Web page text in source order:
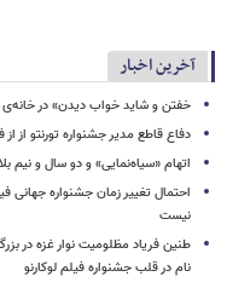
آخرین اخبار
خفتن و شاید خواب دیدن» در
دفاع قاطع مدیر جشنواره تورنتو از
اتهام «سیاه‌نمایی» و دو سال و نیم
نیست
طنین فریاد مظلومیت نوار غزه در
نام در قلب جشنواره فیلم لوکارنو